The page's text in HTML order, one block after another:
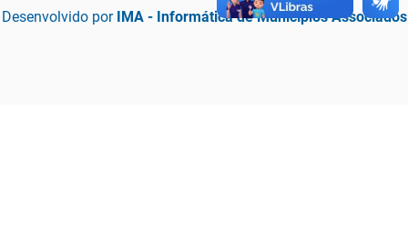
Desenvolvido por IMA - Informática de Municípios Associados